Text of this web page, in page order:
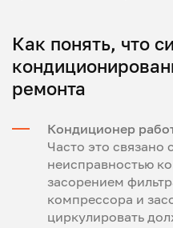
Как понять, что
ремонта
Кондиционер
Часто это связано
неисправностью
засорением
компрессора и
циркулировать